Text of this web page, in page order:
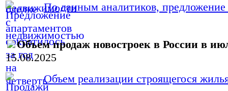
По данным аналитиков, предложение
Объем продаж новостроек в России в
15.08.2025
Объем реализации строящегося